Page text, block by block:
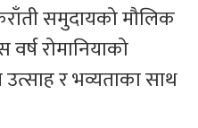
समुदायको मौलिक
रोमानियाको
र भव्यताका साथ